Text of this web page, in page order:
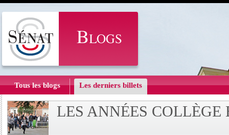
Tous les blogs Les derniers billets
LES ANNÉES COLLÈGE